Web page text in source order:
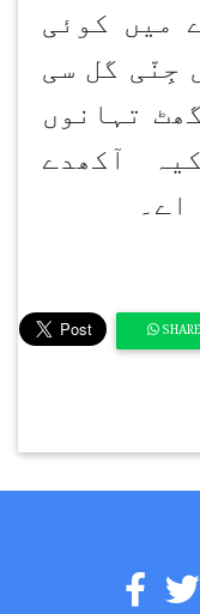
میں کوئی
جِنّی گل سی
تہانوں
آکھدے
SHARE